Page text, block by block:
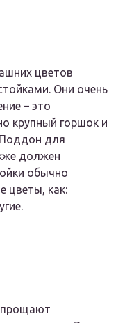
цветов
Они очень
– это
крупный горшок и
Поддон для
должен
обычно
цветы, как: